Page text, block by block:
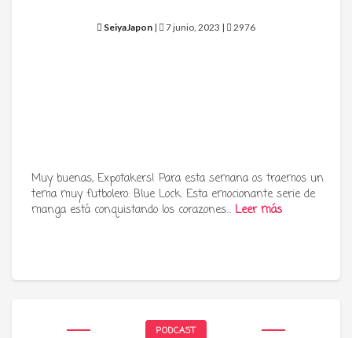
SeiyaJapon | 7 junio, 2023 | 2976
Muy buenas, Expotakers! Para esta semana os traemos un
tema muy futbolero: Blue Lock. Esta emocionante serie de
manga está conquistando los corazones… Leer más
PODCAST